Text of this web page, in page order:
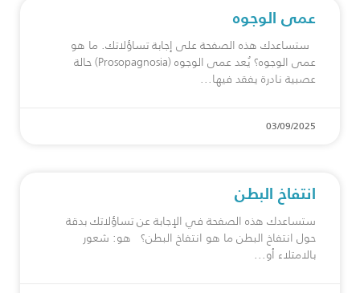
عمى الوجوه
ستساعدك هذه الصفحة على إجابة تساؤلاتك. ما هو
عمى الوجوه؟ يُعد عمى الوجوه (Prosopagnosia) حالة
عصبية نادرة يفقد فيها
03/09/2025
انتفاخ البطن
ستساعدك هذه الصفحة في الإجابة عن تساؤلاتك بدقة
حول انتفاخ البطن ما هو انتفاخ البطن؟ هو: شعور
بالامتلاء أو